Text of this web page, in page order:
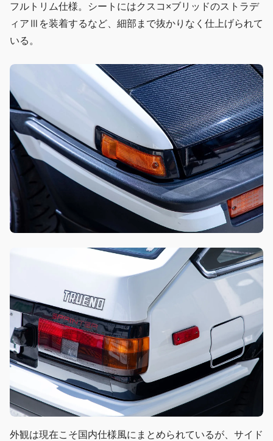
フルトリム仕様。シートにはクスコ×ブリッドのストラデ
ィアⅢを装着するなど、細部まで抜かりなく仕上げられて
いる。
外観は現在こそ国内仕様風にまとめられているが、サイド